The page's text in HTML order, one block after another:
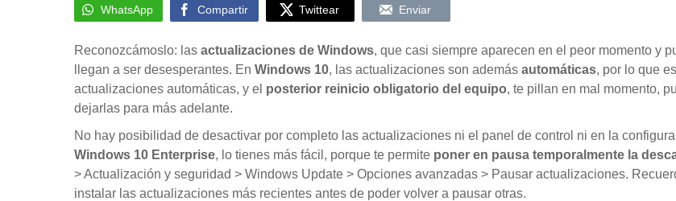
WhatsApp Compartir Twittear Enviar
Reconozcámoslo: las actualizaciones de Windows, que casi siempre aparecen en el peor momento y
llegan a ser desesperantes. En Windows 10, las actualizaciones son además automáticas, por lo que
actualizaciones automáticas, y el posterior reinicio obligatorio del equipo, te pillan en mal momento,
dejarlas para más adelante.
No hay posibilidad de desactivar por completo las actualizaciones ni el panel de control ni en la
Windows 10 Enterprise, lo tienes más fácil, porque te permite poner en pausa temporalmente la
> Actualización y seguridad > Windows Update > Opciones avanzadas > Pausar actualizaciones.
instalar las actualizaciones más recientes antes de poder volver a pausar otras.